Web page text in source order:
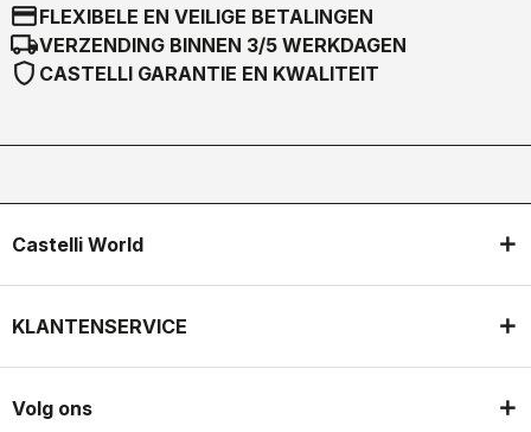
credit_cardFLEXIBELE EN VEILIGE BETALINGEN
local_shippingVERZENDING BINNEN 3/5 WERKDAGEN
shield CASTELLI GARANTIE EN KWALITEIT
Castelli World
KLANTENSERVICE
Volg ons